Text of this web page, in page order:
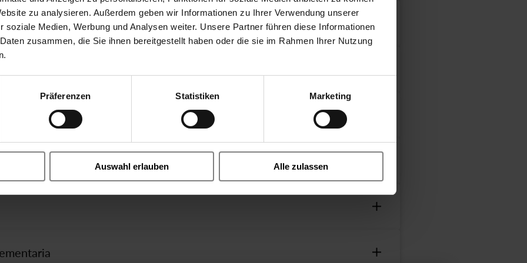
zu analysieren. Außerdem geben wir Informationen zu Ihrer Verwendung unserer
soziale Medien, Werbung und Analysen weiter. Unsere Partner führen diese Informationen
zusammen, die Sie ihnen bereitgestellt haben oder die sie im Rahmen Ihrer Nutzung
Präferenzen Statistiken Marketing
Auswahl erlauben Alle zulassen
Ball Valve neumático directo manualmente
válvula G1/2 15mm
13 m³/h
08 AISI 316 Ti
23 POM